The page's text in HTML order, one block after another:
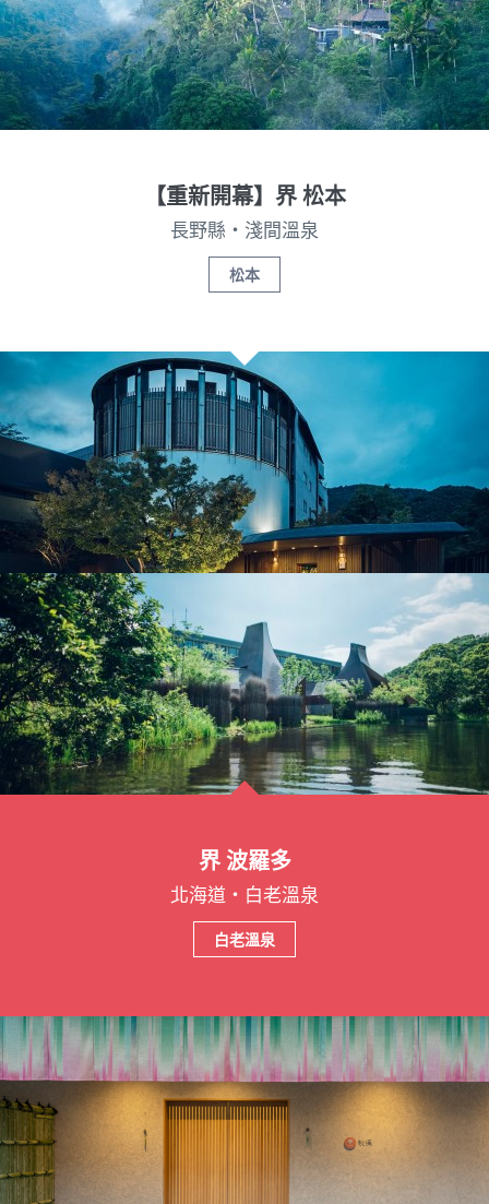
【重新開幕】界 松本
長野縣・淺間溫泉
松本
界 波羅多
北海道・白老溫泉
白老溫泉